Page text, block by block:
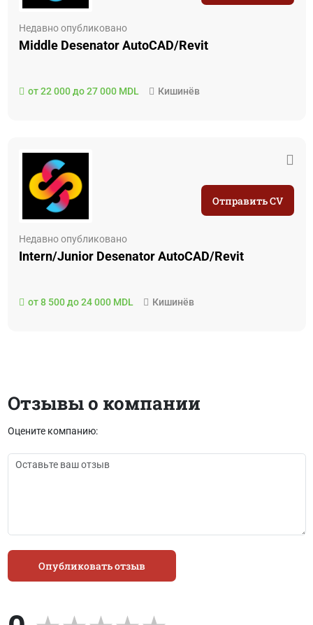
Недавно опубликовано
Middle Desenator AutoCAD/Revit
от 22 000 до 27 000 MDL Кишинёв
Недавно опубликовано
Intern/Junior Desenator AutoCAD/Revit
от 8 500 до 24 000 MDL Кишинёв
Отправить CV
Отзывы о компании
Оцените компанию:
Опубликовать отзыв